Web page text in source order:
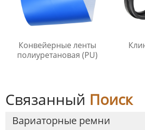
Конвейерные ленты
полиуретановая (PU)
Связанный Поиск
Вариаторные ремни